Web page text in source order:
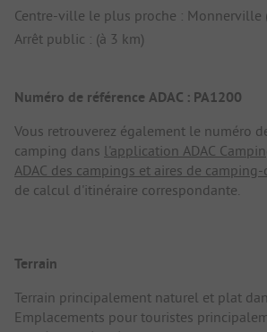
Centre-ville le plus proche : Monnerville
Arrêt public : (à 3 km)
Numéro de référence ADAC : PA1200
Vous retrouverez également le numéro
camping dans l'application ADAC
ADAC des campings et aires de camping-
de calcul d'itinéraire correspondante.
Terrain
Terrain principalement naturel et plat
Emplacements pour touristes